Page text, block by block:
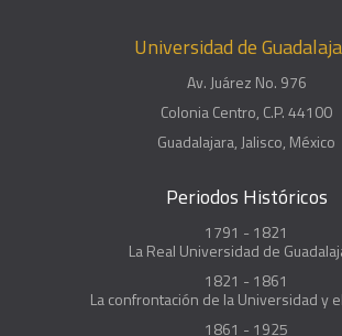
Universidad de
Av. Juárez No. 976
Colonia Centro, C.P. 44100
Guadalajara, Jalisco, México
Periodos Históricos
1791 - 1821
La Real Universidad de
1821 - 1861
La confrontación de la Universidad y
1861 - 1925